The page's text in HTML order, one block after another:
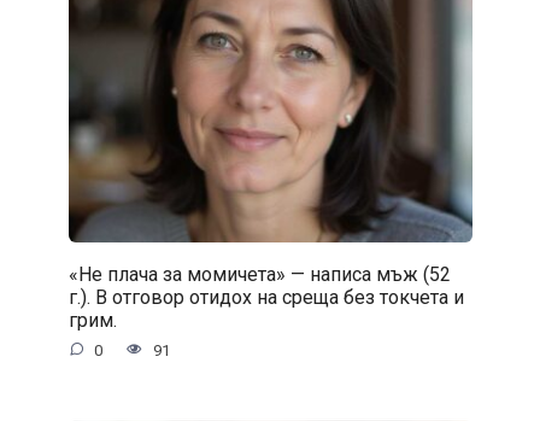
«Не плача за момичета» — написа мъж (52
г.). В отговор отидох на среща без токчета и
грим.
0 91